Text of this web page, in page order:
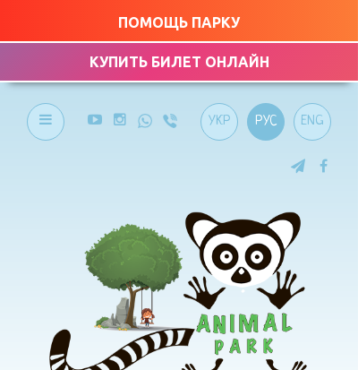
ПОМОЩЬ ПАРКУ
КУПИТЬ БИЛЕТ ОНЛАЙН
ENG
РУС
УКР